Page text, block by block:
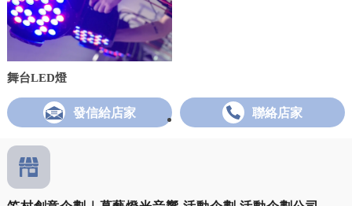
舞台LED燈
發信給店家 聯絡店家